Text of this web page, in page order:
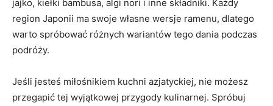
jajko, kiełki bambusa, algi nori i inne składniki. Każdy
region Japonii ma swoje własne wersje ramenu, dlatego
warto spróbować różnych wariantów tego dania podczas
podróży.
Jeśli jesteś miłośnikiem kuchni azjatyckiej, nie możesz
przegapić tej wyjątkowej przygody kulinarnej. Spróbuj